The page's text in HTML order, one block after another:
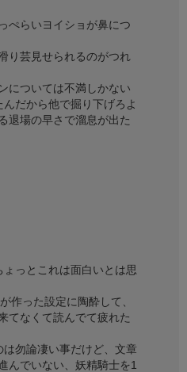
ぺらいヨイショが鼻につ
り芸見せられるのがつれ
については不満しかない
だから他で掘り下げろよ
退場の早さで溜息が出た
っとこれは面白いとは思
作った設定に陶酔して、
てなくて読んでて疲れた
勿論凄い事だけど、文章
んでいない、妖精騎士を1